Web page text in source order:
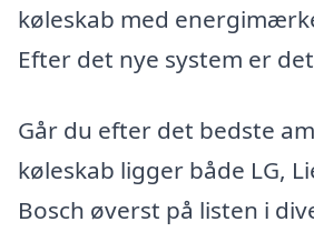
køleskab med
Efter det nye system er det
Går du efter det bedste
køleskab ligger både LG,
Bosch øverst på listen i